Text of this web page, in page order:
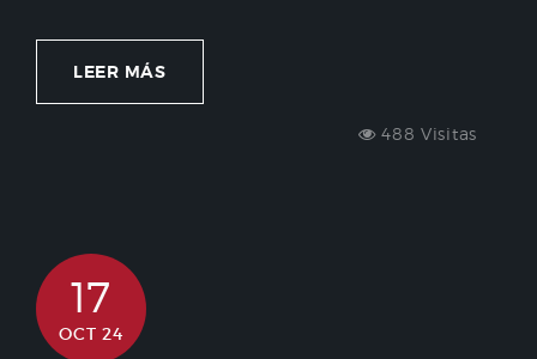
LEER MÁS
488 Visitas
17
OCT 24